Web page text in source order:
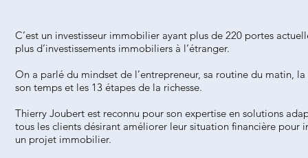
C’est un investisseur immobilier ayant plus de 220 portes
plus d’investissements immobiliers à l’étranger.
On a parlé du mindset de l’entrepreneur, sa routine du matin,
son temps et les 13 étapes de la richesse.
Thierry Joubert est reconnu pour son expertise en solutions
tous les clients désirant améliorer leur situation financière pour
un projet immobilier.